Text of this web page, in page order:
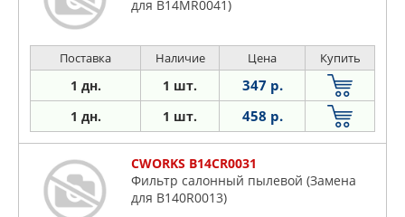
для B14MR0041)
Поставка Наличие Цена Купить
1 дн. 1 шт. 347 р.
1 дн. 1 шт. 458 р.
CWORKS B14CR0031
Фильтр салонный пылевой (Замена
для B140R0013)